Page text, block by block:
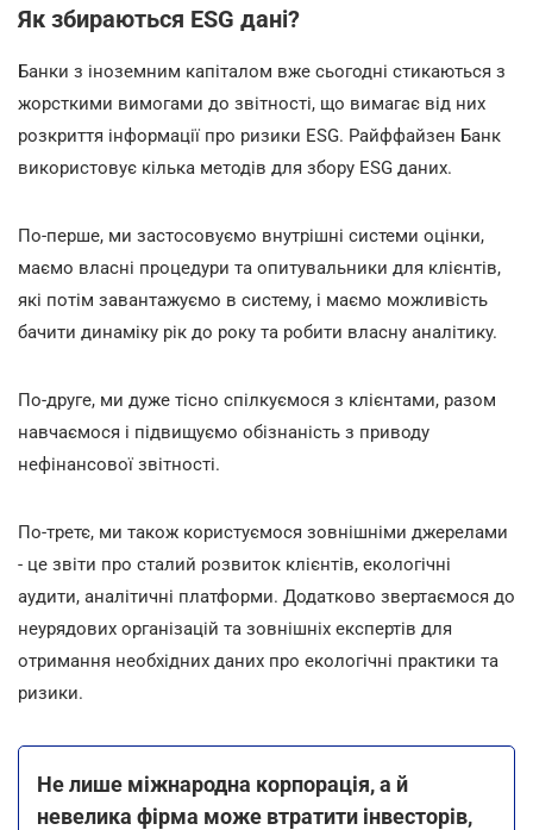
Як збираються ESG дані?
Банки з іноземним капіталом вже сьогодні стикаються з
жорсткими вимогами до звітності, що вимагає від них
розкриття інформації про ризики ESG. Райффайзен Банк
використовує кілька методів для збору ESG даних.
По-перше, ми застосовуємо внутрішні системи оцінки,
маємо власні процедури та опитувальники для клієнтів,
які потім завантажуємо в систему, і маємо можливість
бачити динаміку рік до року та робити власну аналітику.
По-друге, ми дуже тісно спілкуємося з клієнтами, разом
навчаємося і підвищуємо обізнаність з приводу
нефінансової звітності.
По-третє, ми також користуємося зовнішніми джерелами
- це звіти про сталий розвиток клієнтів, екологічні
аудити, аналітичні платформи. Додатково звертаємося до
неурядових організацій та зовнішніх експертів для
отримання необхідних даних про екологічні практики та
ризики.
Не лише міжнародна корпорація, а й
невелика фірма може втратити інвесторів,